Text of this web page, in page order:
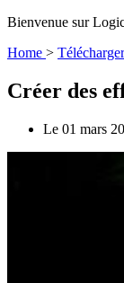
Bienvenue sur
Home >
Créer des
Le 01 mars